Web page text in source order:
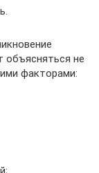
объясняться не
факторами: